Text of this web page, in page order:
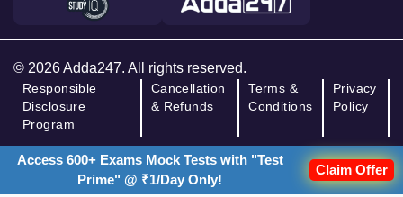
© 2026 Adda247. All rights reserved.
Responsible
Disclosure
Program
Cancellation
& Refunds
Terms &
Conditions
Privacy
Policy
Access 600+ Exams Mock Tests with "Test
Prime" @ ₹1/Day Only!
Claim Offer